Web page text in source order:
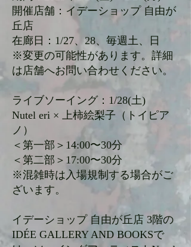
開催店舗：イデーショップ 自由が
丘店
在廊日：1/27、28、毎週土、日
※変更の可能性があります。詳細
は店舗へお問い合わせください。
ライブソーイング：1/28(土)
Nutel eri × 上柿絵梨子（トイピア
ノ）
＜第一部＞14:00〜30分
＜第二部＞17:00〜30分
※混雑時は入場規制する場合がご
ざいます。
イデーショップ 自由が丘店 3階の
IDÉE GALLERY AND BOOKSで